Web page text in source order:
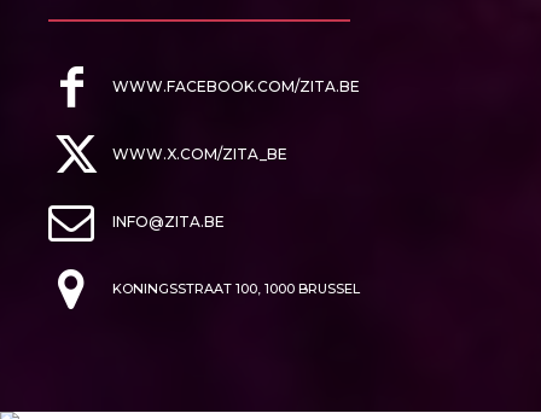
WWW.FACEBOOK.COM/ZITA.BE
WWW.X.COM/ZITA_BE
INFO@ZITA.BE
KONINGSSTRAAT 100, 1000 BRUSSEL